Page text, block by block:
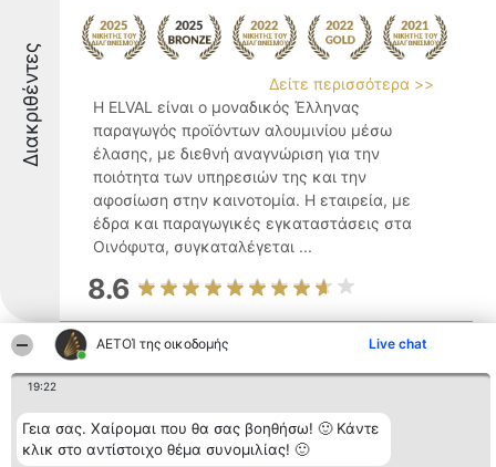
ΑΕΤΟΊ της οικοδομής Live chat
19:22
Γεια σας. Χαίρομαι που θα σας βοηθήσω! 🙂 Κάντε
κλικ στο αντίστοιχο θέμα συνομιλίας! 🙂
Διακριθέντες
Δείτε περισσότερα >>
Η ELVAL είναι ο μοναδικός Έλληνας
παραγωγός προϊόντων αλουμινίου μέσω
έλασης, με διεθνή αναγνώριση για την
ποιότητα των υπηρεσιών της και την
αφοσίωση στην καινοτομία. Η εταιρεία, με
έδρα και παραγωγικές εγκαταστάσεις στα
Οινόφυτα, συγκαταλέγεται ...
8.6
Διακριθέντες gialos dimitrios